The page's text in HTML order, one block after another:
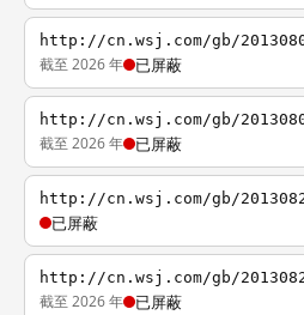
http://cn.wsj.com/gb/
截至 2026 年 已屏蔽
http://cn.wsj.com/gb/
截至 2026 年 已屏蔽
http://cn.wsj.com/gb/
已屏蔽
http://cn.wsj.com/gb/
截至 2026 年 已屏蔽